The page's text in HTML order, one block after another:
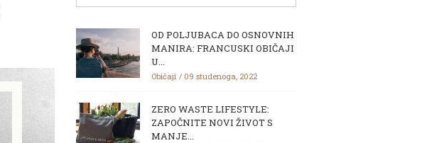
OD POLJUBACA DO OSNOVNIH
MANIRA: FRANCUSKI OBIČAJI
U...
Običaji 09 studenoga, 2022
ZERO WASTE LIFESTYLE:
ZAPOČNITE NOVI ŽIVOT S
MANJE...